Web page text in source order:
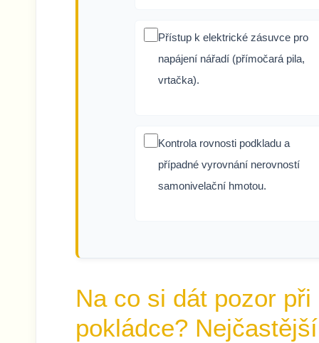
Přístup k elektrické zásuvce pro
napájení nářadí (přímočará pila,
vrtačka).
Kontrola rovnosti podkladu a
případné vyrovnání nerovností
samonivelační hmotou.
Na co si dát pozor při
pokládce? Nejčastější